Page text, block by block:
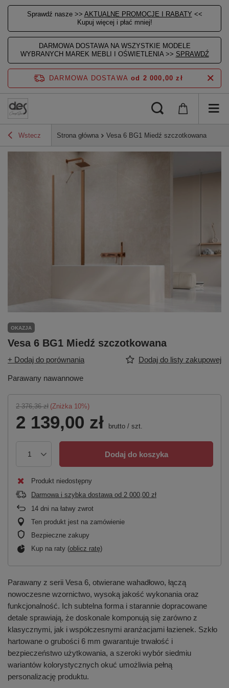
Sprawdź nasze >> AKTUALNE PROMOCJE I RABATY <<
Kupuj więcej i płać mniej!
DARMOWA DOSTAWA NA WSZYSTKIE MODELE
WYBRANYCH MAREK MEBLI I OŚWIETLENIA >> SPRAWDŹ
DARMOWA DOSTAWA od 2 000,00 zł
Wstecz Strona główna Vesa 6 BG1 Miedź szczotkowana
OKAZJA
Vesa 6 BG1 Miedź szczotkowana
+ Dodaj do porównania Dodaj do listy zakupowej
Parawany nawannowe
2 376,36 zł (Zniżka 10%)
2 139,00 zł brutto / szt.
Dodaj do koszyka
Produkt niedostępny
Darmowa i szybka dostawa od 2 000,00 zł
14 dni na łatwy zwrot
Ten produkt jest na zamówienie
Bezpieczne zakupy
Kup na raty (oblicz ratę)
Parawany z serii Vesa 6, otwierane wahadłowo, łączą
nowoczesne wzornictwo, wysoką jakość wykonania oraz
funkcjonalność. Ich subtelna forma i starannie dopracowane
detale sprawiają, że doskonale komponują się zarówno z
klasycznymi, jak i współczesnymi aranżacjami łazienek. Szkło
hartowane o grubości 6 mm gwarantuje trwałość i
bezpieczeństwo użytkowania, a szeroki wybór siedmiu
wariantów kolorystycznych okuć umożliwia pełną
personalizację produktu.